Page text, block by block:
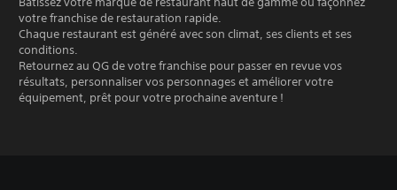
votre franchise de restauration rapide.
Chaque restaurant est généré avec son climat, ses clients et ses
conditions.
Retournez au QG de votre franchise pour passer en revue vos
résultats, personnaliser vos personnages et améliorer votre
équipement, prêt pour votre prochaine aventure !